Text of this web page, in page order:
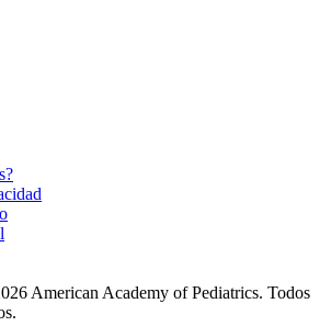
American Academy of Pediatrics. Todos